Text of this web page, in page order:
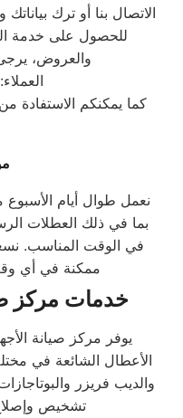
الاتصال بنا أو ترك
للحصول على خدمة
والعروض،
العملاء:
كما يمكنكم
بما في ذلك العطلات
في الوقت المناسب.
ممكنة في أي
خدمات مركز
يوفر مركز صيانة
الأعطال الشائعة في
والديب فريزر
تشخيص